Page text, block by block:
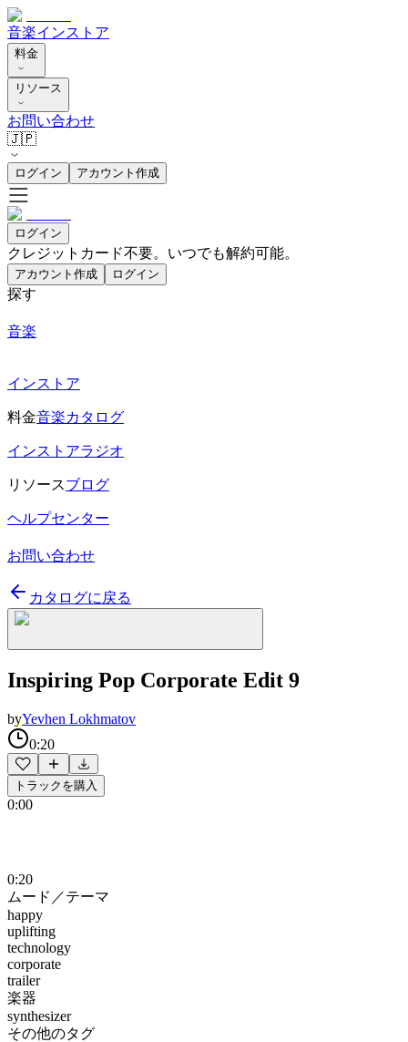
音楽インストア
料金
リソース
お問い合わせ
🇯🇵
ログイン アカウント作成
ログイン
クレジットカード不要。いつでも解約可能。
アカウント作成 ログイン
探す
音楽
インストア
料金音楽カタログ
インストアラジオ
リソースブログ
ヘルプセンター
お問い合わせ
カタログに戻る
Inspiring Pop Corporate Edit 9
byYevhen Lokhmatov
0:20
トラックを購入
0:00
0:20
ムード／テーマ
happy
uplifting
technology
corporate
trailer
楽器
synthesizer
その他のタグ